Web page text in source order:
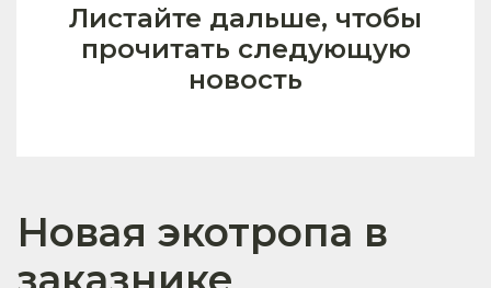
Листайте дальше, чтобы
прочитать следующую
новость
Новая экотропа в